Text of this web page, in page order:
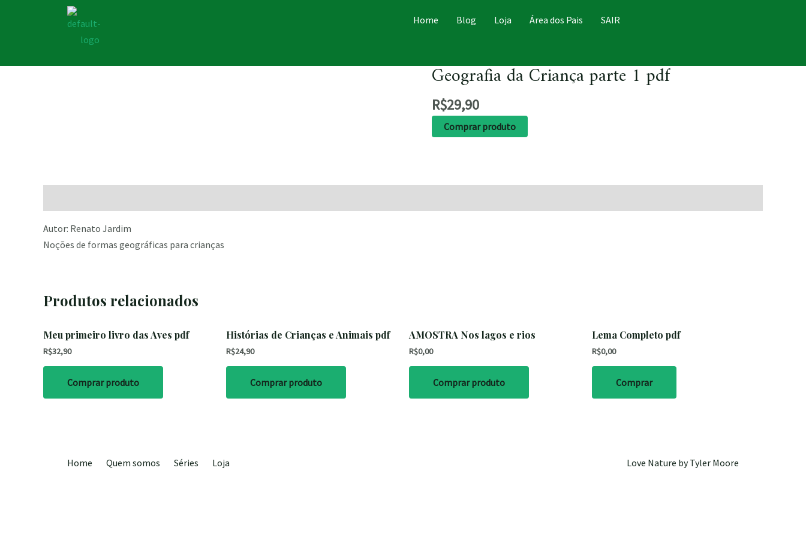
Home Blog Loja Área dos Pais SAIR
Geografia da Criança parte 1 pdf
R$29,90
Comprar produto
Autor: Renato Jardim
Noções de formas geográficas para crianças
Produtos relacionados
Meu primeiro livro das Aves pdf
R$32,90
Comprar produto
Histórias de Crianças e Animais pdf
R$24,90
Comprar produto
AMOSTRA Nos lagos e rios
R$0,00
Comprar produto
Lema Completo pdf
R$0,00
Comprar
Home Quem somos Séries Loja Love Nature by Tyler Moore